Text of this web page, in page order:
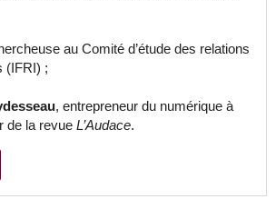
au Comité d’étude des relations
(IFRI) ;
, entrepreneur du numérique à
de la revue L’Audace.